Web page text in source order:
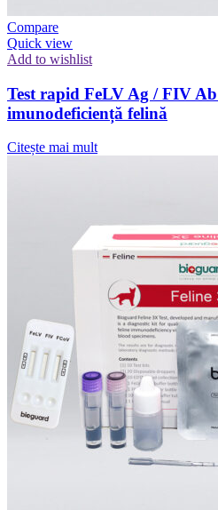
Compare
Quick view
Add to wishlist
Test rapid FeLV Ag / FIV Ab
imunodeficiență felină
Citește mai mult